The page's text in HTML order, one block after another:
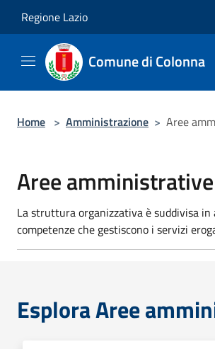
Regione Lazio
Comune di Colonna
Home > Amministrazione > Aree
Aree amministrative
La struttura organizzativa è suddivisa in
competenze che gestiscono i servizi
Esplora Aree